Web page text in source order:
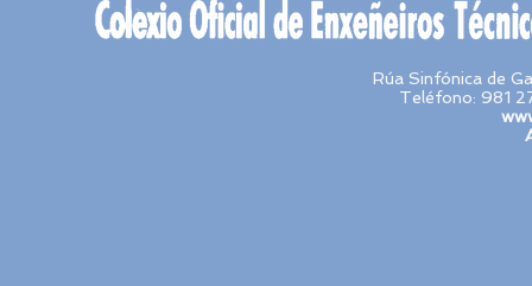
Rúa Sinfónica de
Teléfono: 981